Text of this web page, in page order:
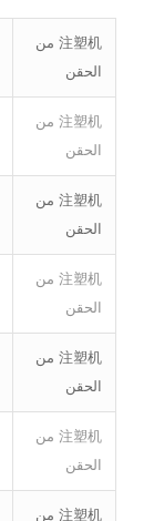
注塑机 من
الحقن
注塑机 من
الحقن
注塑机 من
الحقن
注塑机 من
الحقن
注塑机 من
الحقن
注塑机 من
الحقن
注塑机 من